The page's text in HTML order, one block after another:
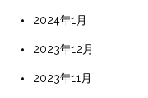
2024年1月
2023年12月
2023年11月